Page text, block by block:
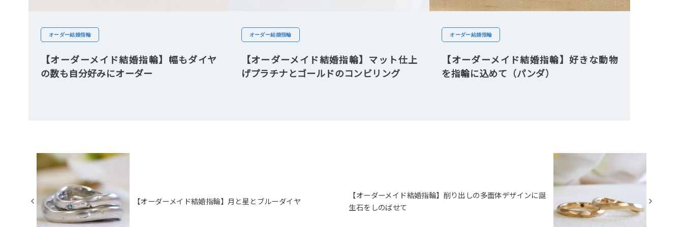
オーダー結婚指輪
【オーダーメイド結婚指輪】幅もダイヤ
の数も自分好みにオーダー
オーダー結婚指輪
【オーダーメイド結婚指輪】マット仕上
げプラチナとゴールドのコンビリング
オーダー結婚指輪
【オーダーメイド結婚指輪】好きな動物
を指輪に込めて（パンダ）
【オーダーメイド結婚指輪】月と星とブルーダイヤ
【オーダーメイド結婚指輪】削り出しの多面体デザインに誕
生石をしのばせて